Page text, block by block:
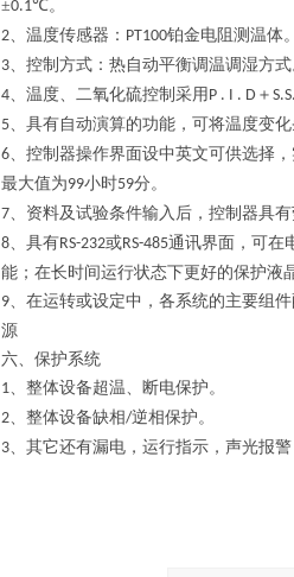
±0.1℃。
2、温度传感器： PT100铂金电阻测温体。
3、控制方式：热自动平衡调温调湿方式
4、温度、二氧化硫控制采用 P . I . D ＋
5、具有自动演算的功能，可将温度变
6、控制器操作界面设中英文可供选择
最大值为99小时59分。
7、资料及试验条件输入后，控制器具
8、具有RS-232或RS-485通讯界面，可在
能；在长时间运行状态下更好的保护液
9、在运转或设定中，各系统的主要组
源
六、保护系统
1、整体设备超温、断电保护。
2、整体设备缺相/逆相保护。
3、其它还有漏电，运行指示，声光报